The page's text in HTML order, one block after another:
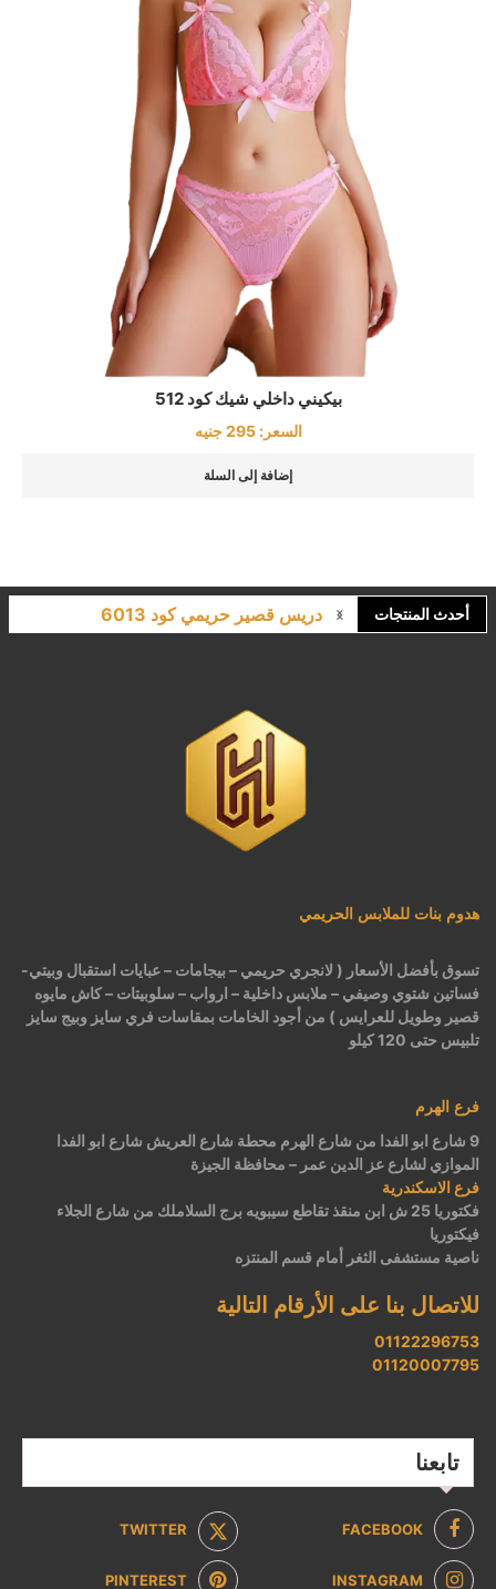
بيكيني داخلي شيك كود 512
السعر:295 جنيه
إضافة إلى السلة
أحدث المنتجات دريس قصير حريمي كود 6013
هدوم بنات للملابس الحريمي
تسوق بأفضل الأسعار ( لانجري حريمي – بيجامات – عبايات استقبال وبيتي-
فساتين شتوي وصيفي – ملابس داخلية – ارواب – سلوبيتات – كاش مايوه
قصير وطويل للعرايس ) من أجود الخامات بمقاسات فري سايز وبيج سايز
تلبيس حتى 120 كيلو
فرع الهرم
9 شارع ابو الفدا من شارع الهرم محطة شارع العريش شارع ابو الفدا
الموازي لشارع عز الدين عمر – محافظة الجيزة
فرع الاسكندرية
فكتوريا 25 ش ابن منقذ تقاطع سيبويه برج السلاملك من شارع الجلاء
فيكتوريا
ناصية مستشفى الثغر أمام قسم المنتزه
للاتصال بنا على الأرقام التالية
01122296753
01120007795
تابعنا
FACEBOOK
TWITTER
INSTAGRAM
PINTEREST